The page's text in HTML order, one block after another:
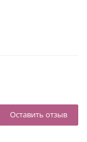
Оставить отзыв